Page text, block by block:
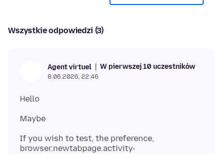
Wszystkie odpowiedzi (3)
Agent virtuel W pierwszej 10 uczestników
8.06.2026, 22:46
If you wish to test, the preference,
browser.newtabpage.activity-